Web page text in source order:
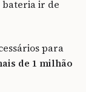
ir de
para
de 1 milhão